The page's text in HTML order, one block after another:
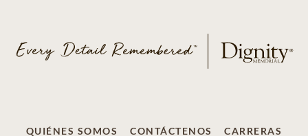
QUIÉNES SOMOS CONTÁCTENOS CARRERAS